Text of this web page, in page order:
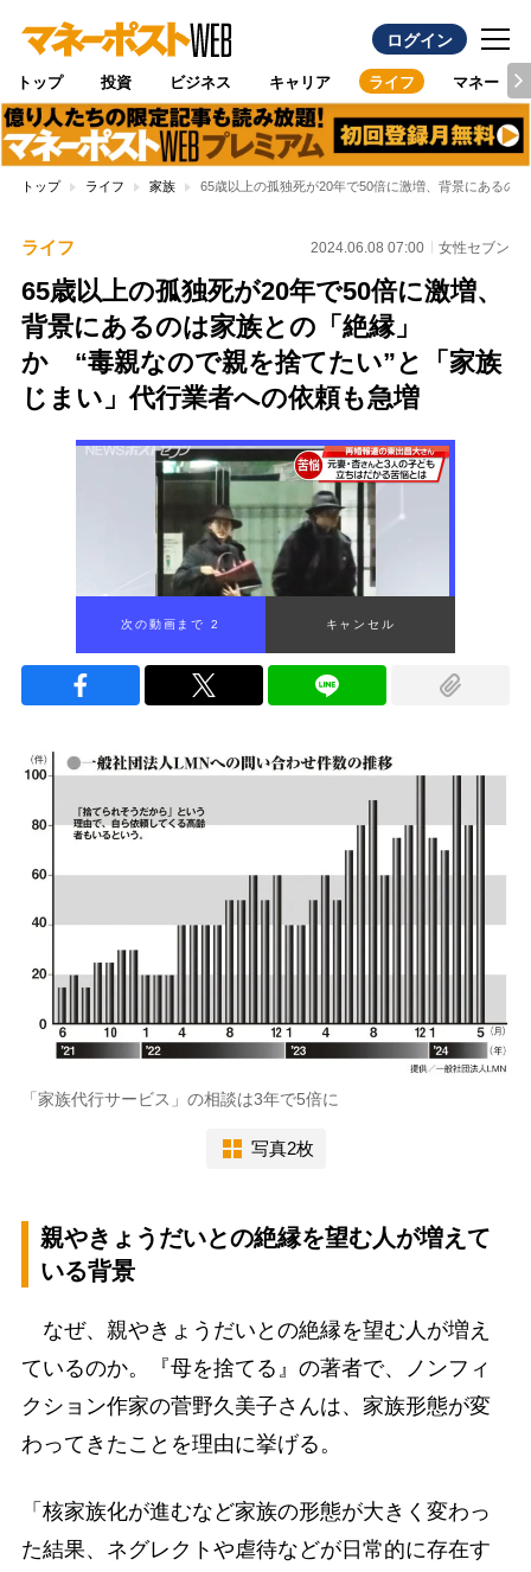
ログイン
トップ 投資 ビジネス キャリア ライフ マネー
トップ ライフ 家族 65歳以上の孤独死が20年で50倍に激増、背景にあるの
ライフ 2024.06.08 07:00 女性セブン
65歳以上の孤独死が20年で50倍に激増、
背景にあるのは家族との「絶縁」
か “毒親なので親を捨てたい”と「家族
じまい」代行業者への依頼も急増
次の動画まで 1 キャンセル
「家族代行サービス」の相談は3年で5倍に
写真2枚
親やきょうだいとの絶縁を望む人が増えて
いる背景
なぜ、親やきょうだいとの絶縁を望む人が増え
ているのか。『母を捨てる』の著者で、ノンフィ
クション作家の菅野久美子さんは、家族形態が変
わってきたことを理由に挙げる。
「核家族化が進むなど家族の形態が大きく変わっ
た結果、ネグレクトや虐待などが日常的に存在す